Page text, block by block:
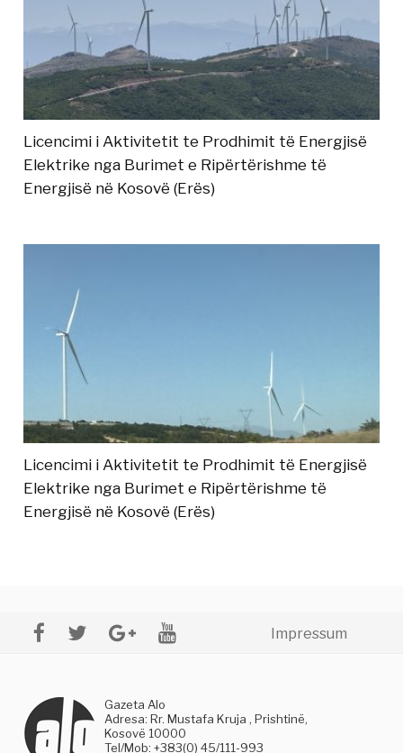
Licencimi i Aktivitetit te Prodhimit të Energjisë
Elektrike nga Burimet e Ripërtërishme të
Energjisë në Kosovë (Erës)
Licencimi i Aktivitetit te Prodhimit të Energjisë
Elektrike nga Burimet e Ripërtërishme të
Energjisë në Kosovë (Erës)
Impressum
Gazeta Alo
Adresa: Rr. Mustafa Kruja , Prishtinë,
Kosovë 10000
Tel/Mob: +383(0) 45/111-993